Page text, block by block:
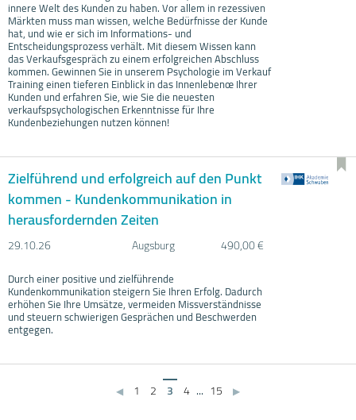
innere Welt des Kunden zu haben. Vor allem in rezessiven
Märkten muss man wissen, welche Bedürfnisse der Kunde
hat, und wie er sich im Informations- und
Entscheidungsprozess verhält. Mit diesem Wissen kann
das Verkaufsgespräch zu einem erfolgreichen Abschluss
kommen. Gewinnen Sie in unserem Psychologie im Verkauf
Training einen tieferen Einblick in das Innenlebenœ Ihrer
Kunden und erfahren Sie, wie Sie die neuesten
verkaufspsychologischen Erkenntnisse für Ihre
Kundenbeziehungen nutzen können!
Zielführend und erfolgreich auf den Punkt
kommen - Kundenkommunikation in
herausfordernden Zeiten
29.10.26 Augsburg 490,00 €
Durch einer positive und zielführende
Kundenkommunikation steigern Sie Ihren Erfolg. Dadurch
erhöhen Sie Ihre Umsätze, vermeiden Missverständnisse
und steuern schwierigen Gesprächen und Beschwerden
entgegen.
◀ 1 2 3 4 ... 15 ▶